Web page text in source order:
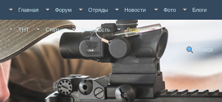
Главная Форум Отряды Новости Фото Блоги
ТНТ Статьи Активность Люди
Поиск